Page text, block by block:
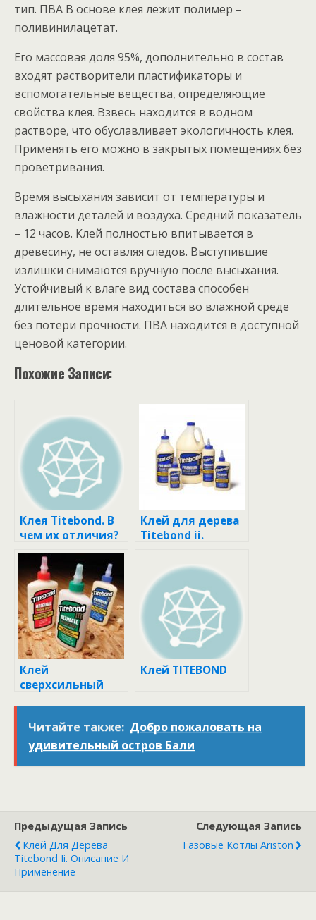
тип. ПВА В основе клея лежит полимер –
поливинилацетат.
Его массовая доля 95%, дополнительно в состав
входят растворители пластификаторы и
вспомогательные вещества, определяющие
свойства клея. Взвесь находится в водном
растворе, что обуславливает экологичность клея.
Применять его можно в закрытых помещениях без
проветривания.
Время высыхания зависит от температуры и
влажности деталей и воздуха. Средний показатель
– 12 часов. Клей полностью впитывается в
древесину, не оставляя следов. Выступившие
излишки снимаются вручную после высыхания.
Устойчивый к влаге вид состава способен
длительное время находиться во влажной среде
без потери прочности. ПВА находится в доступной
ценовой категории.
Похожие Записи:
Клея Titebond. В
чем их отличия?
Какой клей
выбрать?
Клей для дерева
Titebond ii.
применение
Клей
сверхсильный
Клей TITEBOND
Читайте также: Добро пожаловать на
удивительный остров Бали
Предыдущая Запись
Клей Для Дерева
Titebond Ii. Описание И
Применение
Следующая Запись
Газовые Котлы Ariston